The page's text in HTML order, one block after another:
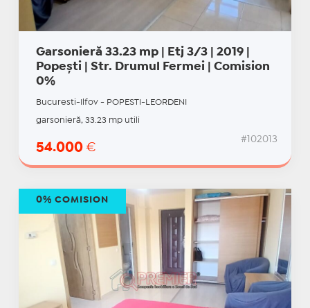
Garsonieră 33.23 mp | Etj 3/3 | 2019 |
Popești | Str. Drumul Fermei | Comision
0%
Bucuresti-Ilfov - POPESTI-LEORDENI
garsonieră, 33.23 mp utili
54.000 €
#102013
0% COMISION